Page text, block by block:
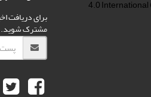
4.0 International
برای دریافت
مشترک شوید.